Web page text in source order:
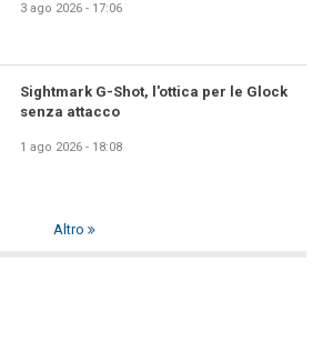
3 ago 2026 - 17:06
Sightmark G-Shot, l'ottica per le Glock
senza attacco
1 ago 2026 - 18:08
Altro